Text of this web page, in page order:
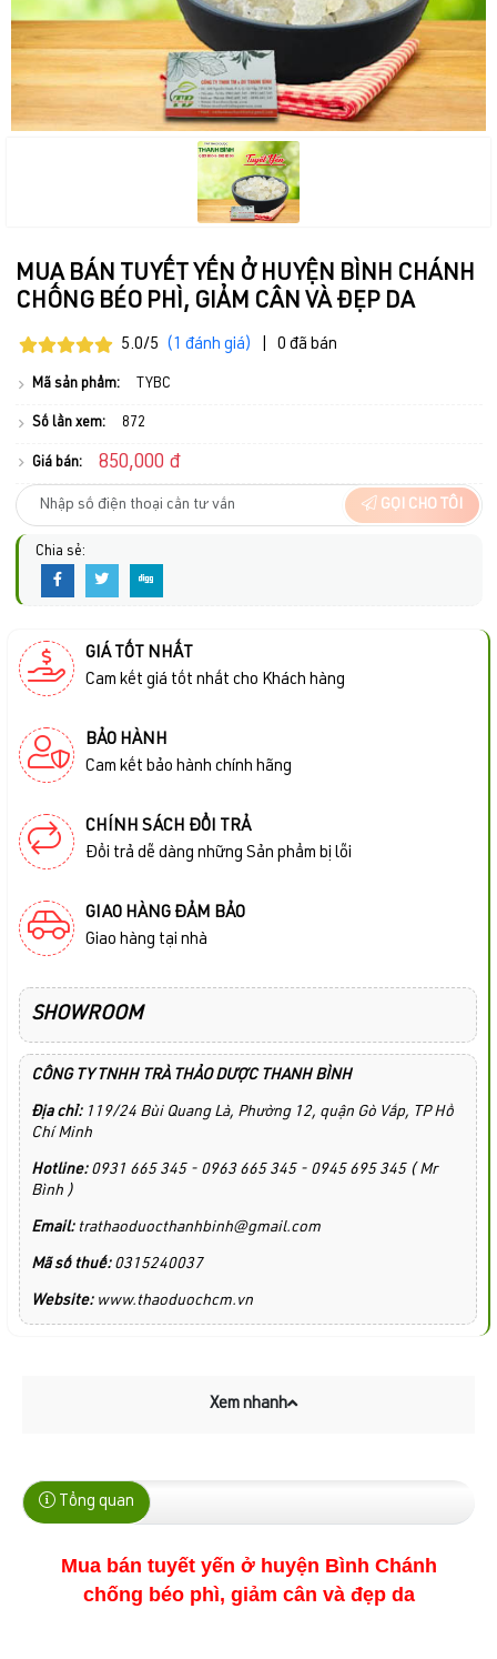
MUA BÁN TUYẾT YẾN Ở HUYỆN BÌNH CHÁNH
CHỐNG BÉO PHÌ, GIẢM CÂN VÀ ĐẸP DA
5.0/5 (1 đánh giá) 0 đã bán
Mã sản phẩm: TYBC
Số lần xem: 872
Giá bán: 850,000 đ
GỌI CHO TÔI
Chia sẻ:
GIÁ TỐT NHẤT
Cam kết giá tốt nhất cho Khách hàng
BẢO HÀNH
Cam kết bảo hành chính hãng
CHÍNH SÁCH ĐỔI TRẢ
Đổi trả dễ dàng những Sản phẩm bị lỗi
GIAO HÀNG ĐẢM BẢO
Giao hàng tại nhà
SHOWROOM
CÔNG TY TNHH TRÀ THẢO DƯỢC THANH BÌNH
Địa chỉ:119/24 Bùi Quang Là, Phường 12, quận Gò Vấp, TP Hồ
Chí Minh
Hotline:0931 665 345 - 0963 665 345 - 0945 695 345 ( Mr
Bình )
Email:trathaoduocthanhbinh@gmail.com
Mã số thuế: 0315240037
Website:www.thaoduochcm.vn
Xem nhanh
Tổng quan
Mua bán tuyết yến ở huyện Bình Chánh
chống béo phì, giảm cân và đẹp da